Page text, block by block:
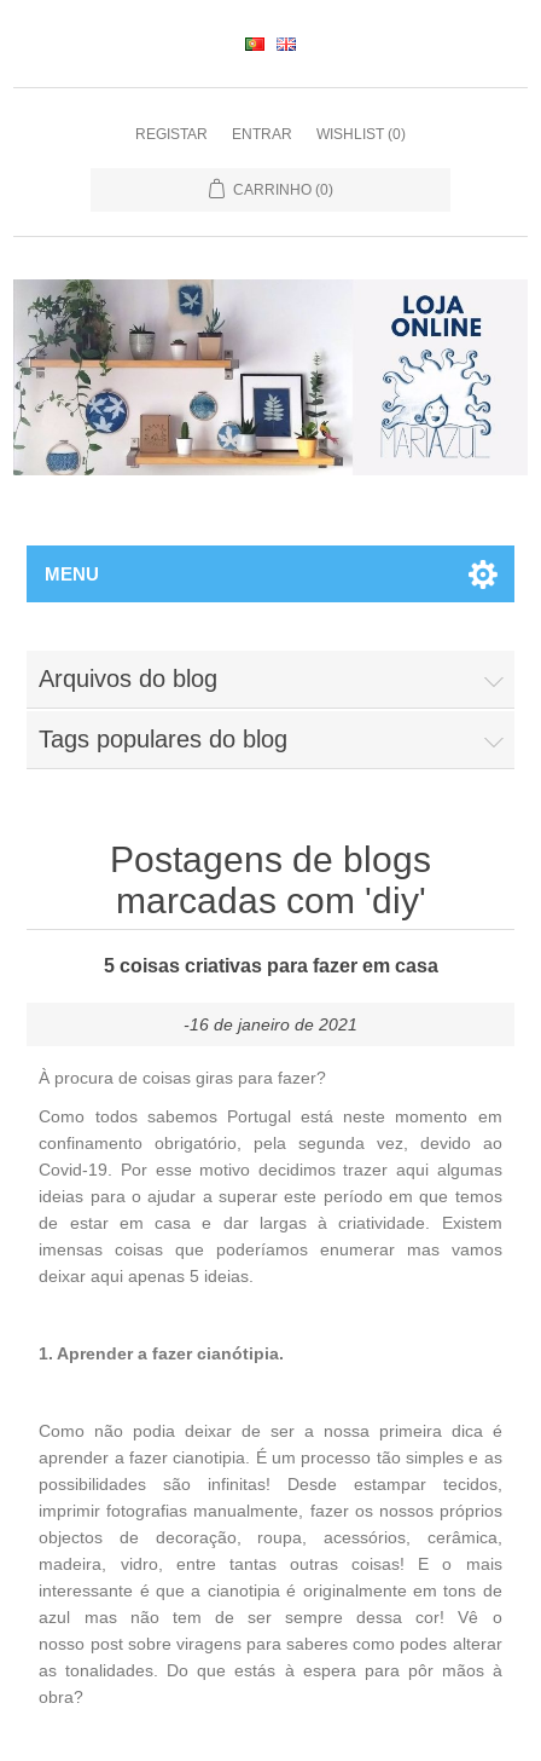
REGISTAR ENTRAR WISHLIST (0)
CARRINHO (0)
MENU
Arquivos do blog
Tags populares do blog
Postagens de blogs
marcadas com 'diy'
5 coisas criativas para fazer em casa
-16 de janeiro de 2021
À procura de coisas giras para fazer?
Como todos sabemos Portugal está neste momento em
confinamento obrigatório, pela segunda vez, devido ao
Covid-19. Por esse motivo decidimos trazer aqui algumas
ideias para o ajudar a superar este período em que temos
de estar em casa e dar largas à criatividade. Existem
imensas coisas que poderíamos enumerar mas vamos
deixar aqui apenas 5 ideias.
1. Aprender a fazer cianótipia.
Como não podia deixar de ser a nossa primeira dica é
aprender a fazer cianotipia. É um processo tão simples e as
possibilidades são infinitas! Desde estampar tecidos,
imprimir fotografias manualmente, fazer os nossos próprios
objectos de decoração, roupa, acessórios, cerâmica,
madeira, vidro, entre tantas outras coisas! E o mais
interessante é que a cianotipia é originalmente em tons de
azul mas não tem de ser sempre dessa cor! Vê o
nosso postsobre viragens para saberes como podes alterar
as tonalidades. Do que estás à espera para pôr mãos à
obra?